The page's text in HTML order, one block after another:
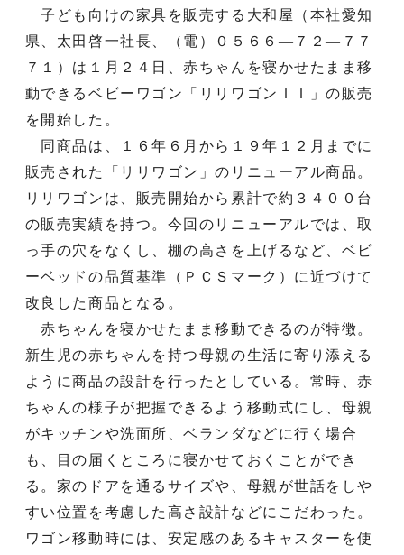
子ども向けの家具を販売する大和屋（本社愛知
県、太田啓一社長、（電）０５６６―７２―７７
７１）は１月２４日、赤ちゃんを寝かせたまま移
動できるベビーワゴン「リリワゴンＩＩ」の販売
を開始した。
同商品は、１６年６月から１９年１２月までに
販売された「リリワゴン」のリニューアル商品。
リリワゴンは、販売開始から累計で約３４００台
の販売実績を持つ。今回のリニューアルでは、取
っ手の穴をなくし、棚の高さを上げるなど、ベビ
ーベッドの品質基準（ＰＣＳマーク）に近づけて
改良した商品となる。
赤ちゃんを寝かせたまま移動できるのが特徴。
新生児の赤ちゃんを持つ母親の生活に寄り添える
ように商品の設計を行ったとしている。常時、赤
ちゃんの様子が把握できるよう移動式にし、母親
がキッチンや洗面所、ベランダなどに行く場合
も、目の届くところに寝かせておくことができ
る。家のドアを通るサイズや、母親が世話をしや
すい位置を考慮した高さ設計などにこだわった。
ワゴン移動時には、安定感のあるキャスターを使